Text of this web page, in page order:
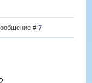
# 7